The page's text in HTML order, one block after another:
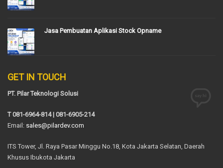
Jasa Pembuatan Aplikasi Stock Opname
GET IN TOUCH
PT. Pilar Teknologi Solusi
T 081-6964-814 | 081-6905-214
Email: sales@pilardev.com
ITS Tower, Jl. Raya Pasar Minggu No.18, Kota Jakarta Selatan, Daerah
Khusus Ibukota Jakarta